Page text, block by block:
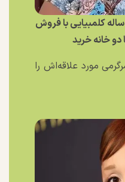
ملکه شایعه کلمبیا؛ زن ۶۷ ساله کلمبیایی با فروش
خانه خرید
سرگرمی مورد علاقه‌اش را